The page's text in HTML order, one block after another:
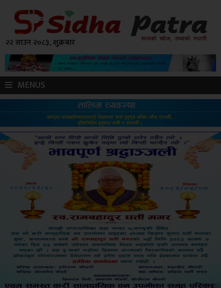
२२ साउन २०८३, शुक्रबार
MENUS